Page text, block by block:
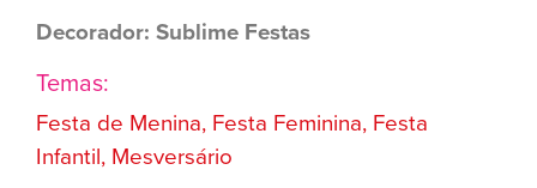
Decorador: Sublime Festas
Temas:
Festa de Menina, Festa Feminina, Festa
Infantil, Mesversário